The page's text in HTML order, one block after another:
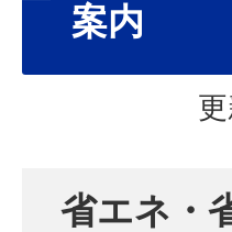
案内
省エネ・